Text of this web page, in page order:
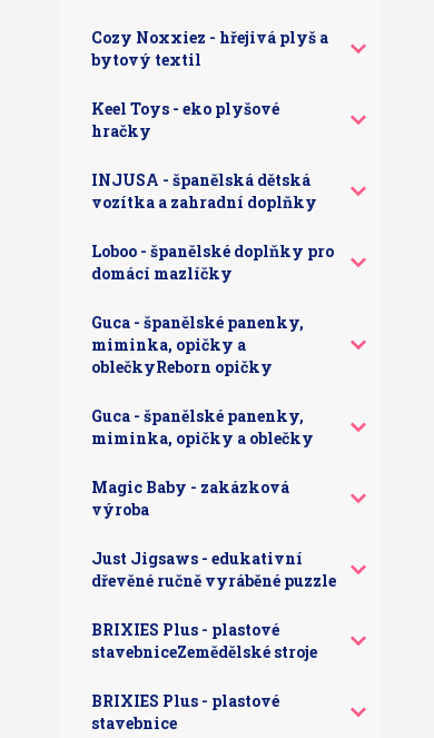
Cozy Noxxiez - hřejivá plyš a
bytový textil
Keel Toys - eko plyšové
hračky
INJUSA - španělská dětská
vozítka a zahradní doplňky
Loboo - španělské doplňky pro
domácí mazlíčky
Guca - španělské panenky,
miminka, opičky a
oblečkyReborn opičky
Guca - španělské panenky,
miminka, opičky a oblečky
Magic Baby - zakázková
výroba
Just Jigsaws - edukativní
dřevěné ručně vyráběné puzzle
BRIXIES Plus - plastové
stavebniceZemědělské stroje
BRIXIES Plus - plastové
stavebnice